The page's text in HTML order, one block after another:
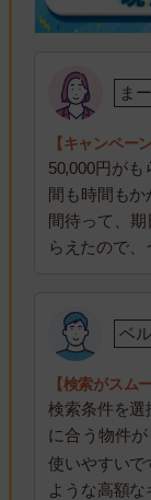
ま
【キャンペー
50,000円が
間も時間も
間待って、
らえたので、
ベ
【検索がスム
検索条件を選
に合う物件が
使いやすいで
ような高額